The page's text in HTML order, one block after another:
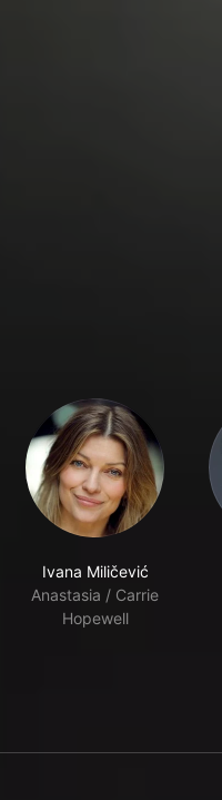
Ivana Miličević
Anastasia / Carrie
Hopewell